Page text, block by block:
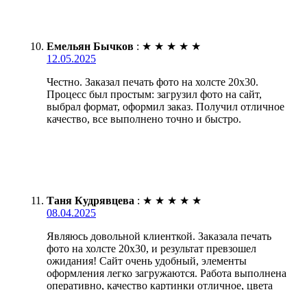
Емельян Бычков : ★ ★ ★ ★ ★
12.05.2025
Честно. Заказал печать фото на холсте 20х30.
Процесс был простым: загрузил фото на сайт,
выбрал формат, оформил заказ. Получил отличное
качество, все выполнено точно и быстро.
Таня Кудрявцева : ★ ★ ★ ★ ★
08.04.2025
Являюсь довольной клиенткой. Заказала печать
фото на холсте 20х30, и результат превзошел
ожидания! Сайт очень удобный, элементы
оформления легко загружаются. Работа выполнена
оперативно, качество картинки отличное, цвета